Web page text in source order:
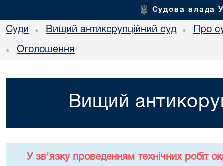
Судова влада
Суди • Вищий антикорупційний суд • Про
• Оголошення
Вищий
У зв'язку проведенням технічних робіт